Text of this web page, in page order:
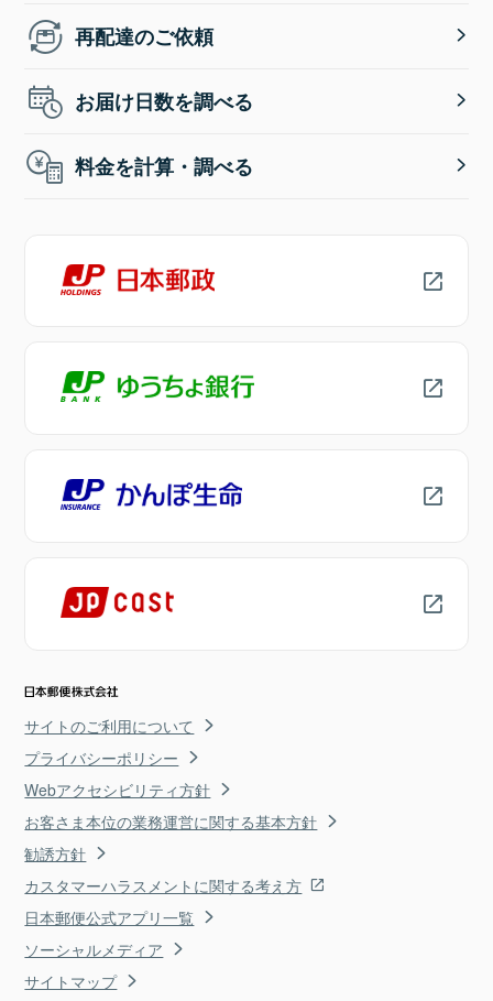
再配達のご依頼
お届け日数を調べる
料金を計算・調べる
サイトのご利用について
プライバシーポリシー
Webアクセシビリティ方針
お客さま本位の業務運営に関する基本方針
勧誘方針
カスタマーハラスメントに関する考え方
日本郵便公式アプリ一覧
ソーシャルメディア
サイトマップ